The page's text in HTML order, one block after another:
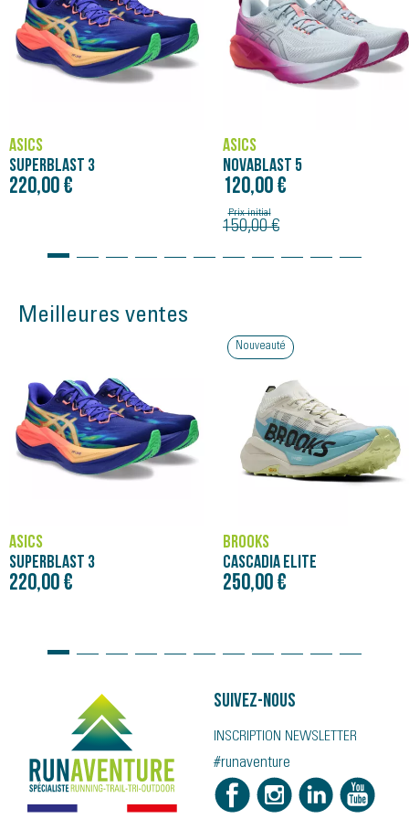
ASICS
SUPERBLAST 3
220,00 €
ASICS
NOVABLAST 5
120,00 €
Prix initial
150,00 €
Meilleures ventes
ASICS
SUPERBLAST 3
220,00 €
Nouveauté
BROOKS
CASCADIA ELITE
250,00 €
Suivez-nous
INSCRIPTION NEWSLETTER
#runaventure